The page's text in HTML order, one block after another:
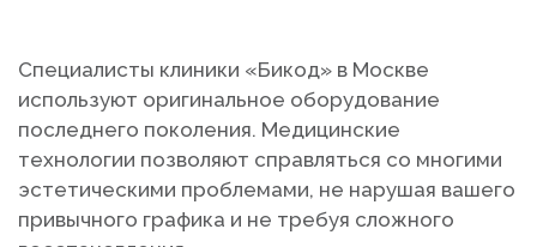
Специалисты клиники «Бикод» в Москве
используют оригинальное оборудование
последнего поколения. Медицинские
технологии позволяют справляться со многими
эстетическими проблемами, не нарушая вашего
привычного графика и не требуя сложного